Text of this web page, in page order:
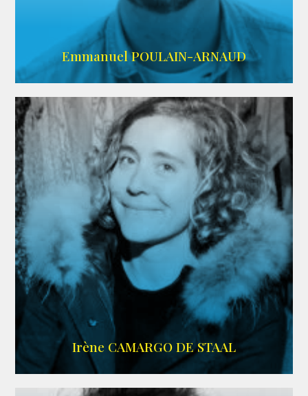
AGENCE SINGULARIST
Emmanuel POULAIN-ARNAUD
ALLOCINE
Irène CAMARGO DE STAAL